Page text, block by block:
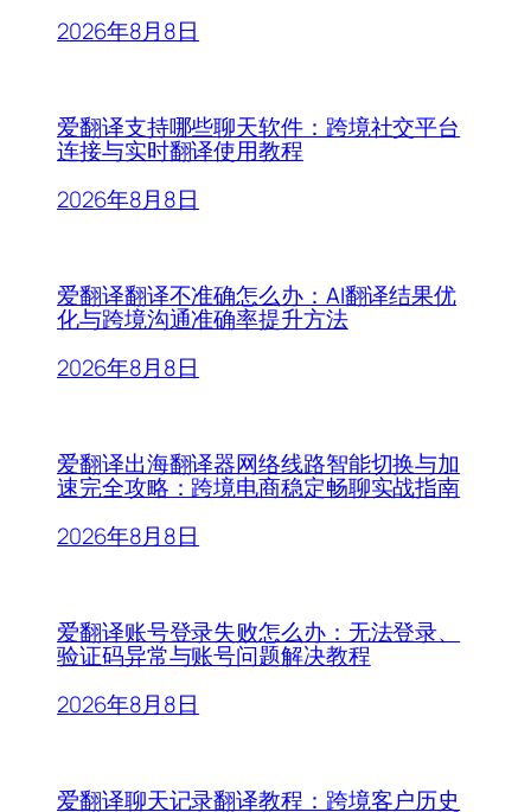
2026年8月8日
爱翻译支持哪些聊天软件：跨境社交平台
连接与实时翻译使用教程
2026年8月8日
爱翻译翻译不准确怎么办：AI翻译结果优
化与跨境沟通准确率提升方法
2026年8月8日
爱翻译出海翻译器网络线路智能切换与加
速完全攻略：跨境电商稳定畅聊实战指南
2026年8月8日
爱翻译账号登录失败怎么办：无法登录、
验证码异常与账号问题解决教程
2026年8月8日
爱翻译聊天记录翻译教程：跨境客户历史